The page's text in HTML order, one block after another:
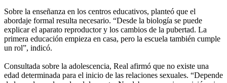
Sobre la enseñanza en los centros educativos, planteó que el
abordaje formal resulta necesario. “Desde la biología se puede
explicar el aparato reproductor y los cambios de la pubertad. La
primera educación empieza en casa, pero la escuela también cumple
un rol”, indicó.
Consultada sobre la adolescencia, Real afirmó que no existe una
edad determinada para el inicio de las relaciones sexuales. “Depende